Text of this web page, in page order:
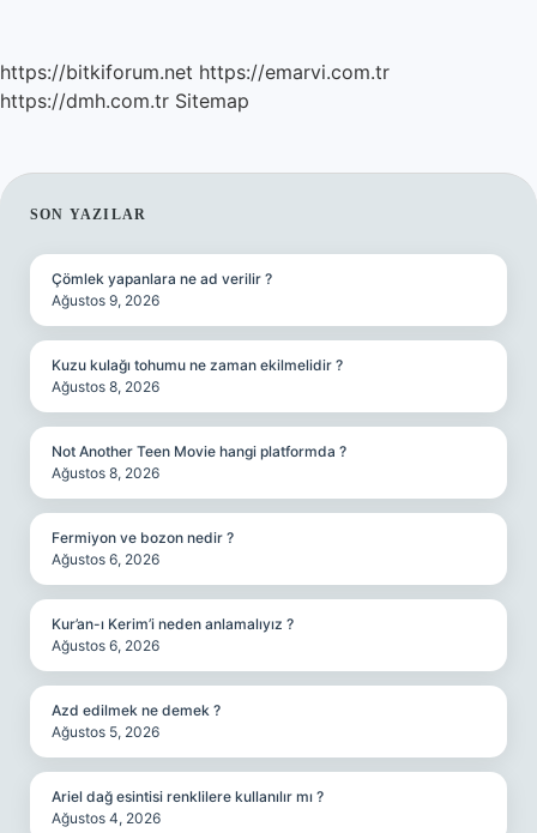
https://bitkiforum.net https://emarvi.com.tr
https://dmh.com.tr Sitemap
SIDEBAR
SON YAZILAR
Çömlek yapanlara ne ad verilir ?
Ağustos 9, 2026
Kuzu kulağı tohumu ne zaman ekilmelidir ?
Ağustos 8, 2026
Not Another Teen Movie hangi platformda ?
Ağustos 8, 2026
Fermiyon ve bozon nedir ?
Ağustos 6, 2026
Kur’an-ı Kerim’i neden anlamalıyız ?
Ağustos 6, 2026
Azd edilmek ne demek ?
Ağustos 5, 2026
Ariel dağ esintisi renklilere kullanılır mı ?
Ağustos 4, 2026